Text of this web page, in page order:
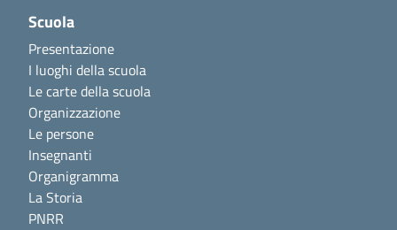
Scuola
Presentazione
I luoghi della scuola
Le carte della scuola
Organizzazione
Le persone
Insegnanti
Organigramma
La Storia
PNRR